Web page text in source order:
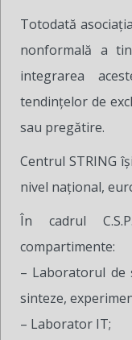
Totodată
nonformală a
integrarea
tendinţelor de
sau pregătire.
Centrul STRING
nivel naţional,
În cadrul
compartimente:
– Laboratorul de
sinteze,
– Laborator IT;